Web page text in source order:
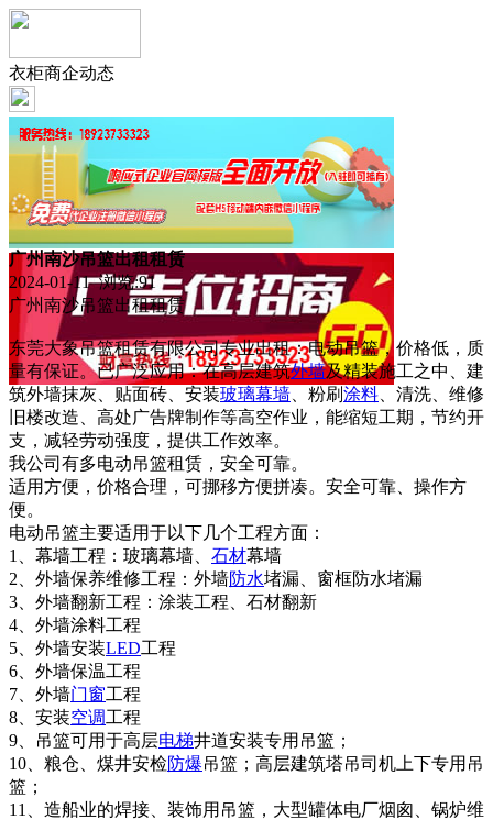
衣柜商企动态
广州南沙吊篮出租租赁
2024-01-11 浏览:91
广州南沙吊篮出租租赁
东莞大象吊篮租赁有限公司专业出租：电动吊篮，价格低，质
量有保证。已广泛应用：在高层建筑外墙及精装施工之中、建
筑外墙抹灰、贴面砖、安装玻璃幕墙 、粉刷涂料 、清洗、维修
旧楼改造、高处广告牌制作等高空作业，能缩短工期，节约开
支，减轻劳动强度，提供工作效率。
我公司有多电动吊篮租赁，安全可靠。
适用方便，价格合理，可挪移方便拼凑。安全可靠、操作方
便。
电动吊篮主要适用于以下几个工程方面：
1、幕墙工程：玻璃幕墙、 石材幕墙
2、外墙保养维修工程：外墙防水堵漏、窗框防水堵漏
3、外墙翻新工程：涂装工程、石材翻新
4、外墙涂料工程
5、外墙安装LED工程
6、外墙保温工程
7、外墙门窗工程
8、安装空调工程
9、吊篮可用于高层电梯井道安装专用吊篮；
10、粮仓、煤井安检防爆吊篮；高层建筑塔吊司机上下专用吊
篮；
11、造船业的焊接、装饰用吊篮，大型罐体电厂烟囪、锅炉维